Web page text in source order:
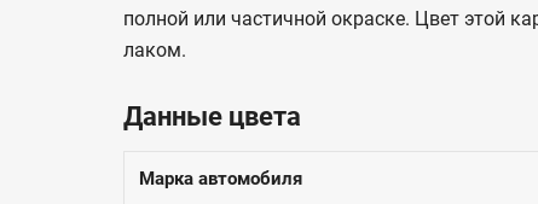
полной или частичной окраске. Цвет этой
лаком.
Данные цвета
Марка автомобиля